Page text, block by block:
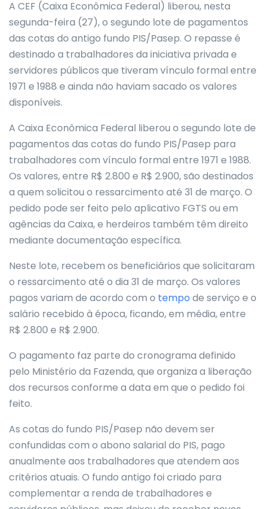
A CEF (Caixa Econômica Federal) liberou, nesta
segunda-feira (27), o segundo lote de pagamentos
das cotas do antigo fundo PIS/Pasep. O repasse é
destinado a trabalhadores da iniciativa privada e
servidores públicos que tiveram vínculo formal entre
1971 e 1988 e ainda não haviam sacado os valores
disponíveis.
A Caixa Econômica Federal liberou o segundo lote de
pagamentos das cotas do fundo PIS/Pasep para
trabalhadores com vínculo formal entre 1971 e 1988.
Os valores, entre R$ 2.800 e R$ 2.900, são destinados
a quem solicitou o ressarcimento até 31 de março. O
pedido pode ser feito pelo aplicativo FGTS ou em
agências da Caixa, e herdeiros também têm direito
mediante documentação específica.
Neste lote, recebem os beneficiários que solicitaram
o ressarcimento até o dia 31 de março. Os valores
pagos variam de acordo com o tempo de serviço e o
salário recebido à época, ficando, em média, entre
R$ 2.800 e R$ 2.900.
O pagamento faz parte do cronograma definido
pelo Ministério da Fazenda, que organiza a liberação
dos recursos conforme a data em que o pedido foi
feito.
As cotas do fundo PIS/Pasep não devem ser
confundidas com o abono salarial do PIS, pago
anualmente aos trabalhadores que atendem aos
critérios atuais. O fundo antigo foi criado para
complementar a renda de trabalhadores e